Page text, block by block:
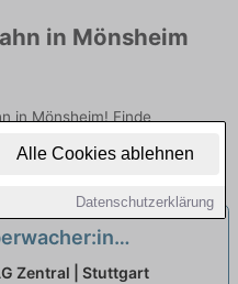
Alle Cookies ablehnen
Datenschutzerklärung
in Mönsheim
in Mönsheim! Finde
für Quereinsteiger,
Zentral | Stuttgart